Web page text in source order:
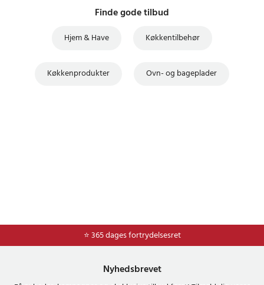
Finde gode tilbud
Hjem & Have Køkkentilbehør
Køkkenprodukter Ovn- og bageplader
⭐ 365 dages fortrydelsesret
⭐ Nem og sikker betaling med mobilepay og dankort
Nyhedsbrevet